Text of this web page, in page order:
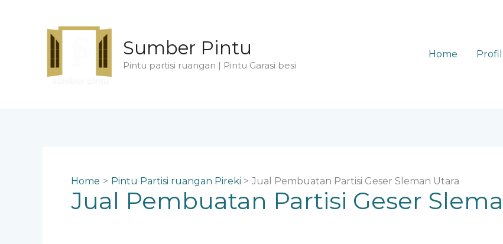
Sumber Pintu
Pintu partisi ruangan | Pintu Garasi besi
Home Profil
Home Pintu Partisi ruangan Pireki Jual Pembuatan Partisi Geser Sleman Utara
Jual Pembuatan Partisi Geser